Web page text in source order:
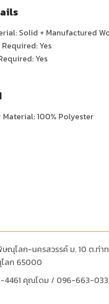
Solid + Manufactured
Yes
Yes
100% Polyester
ษณุโลก-นครสวรรค์ ม. 10 ต.ท่า
ลก 65000
4461 คุณโดม / 096-663-